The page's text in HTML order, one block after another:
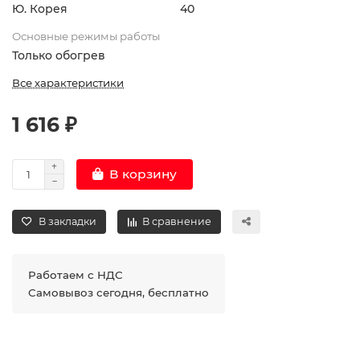
Ю. Корея 40
Основные режимы работы
Только обогрев
Все характеристики
1 616 ₽
В корзину
В закладки В сравнение
Работаем с НДС
Самовывоз сегодня, бесплатно